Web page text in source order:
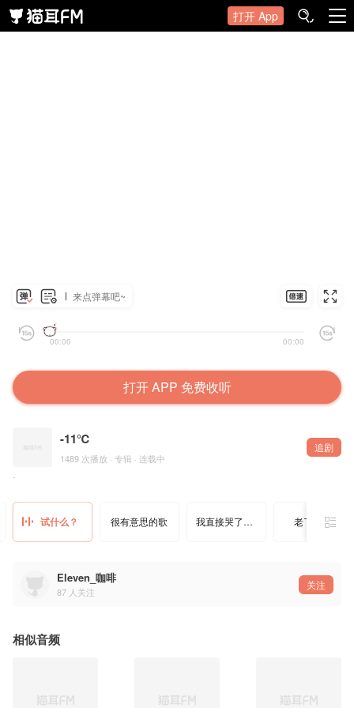
打开 App
来点弹幕吧~
00:00 00:00
打开 APP 免费收听
-11℃
1489 次播放 · 专辑 · 连载中
追剧
-
试什么？ 很有意思的歌 我直接哭了我靠 老了老了
Eleven_咖啡
87 人关注
关注
相似音频